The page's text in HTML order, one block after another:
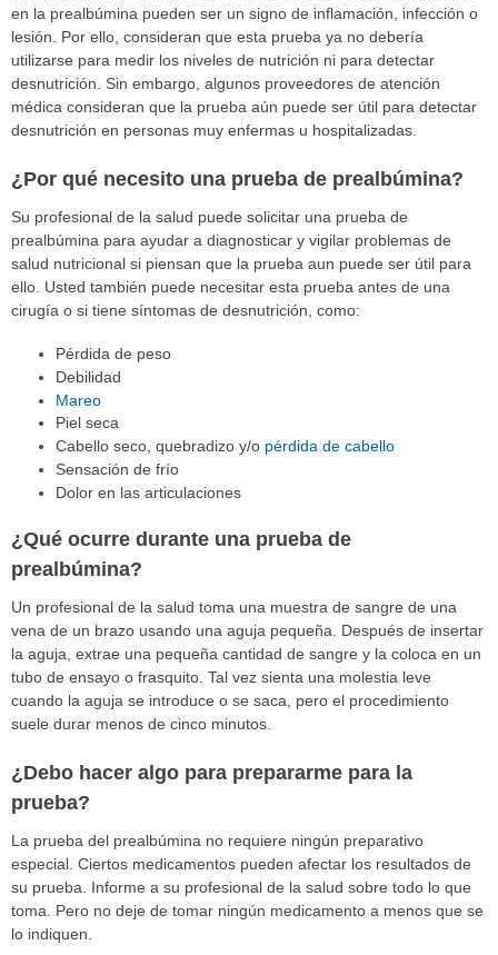
en la prealbúmina pueden ser un signo de inflamación, infección o
lesión. Por ello, consideran que esta prueba ya no debería
utilizarse para medir los niveles de nutrición ni para detectar
desnutrición. Sin embargo, algunos proveedores de atención
médica consideran que la prueba aún puede ser útil para detectar
desnutrición en personas muy enfermas u hospitalizadas.
¿Por qué necesito una prueba de prealbúmina?
Su profesional de la salud puede solicitar una prueba de
prealbúmina para ayudar a diagnosticar y vigilar problemas de
salud nutricional si piensan que la prueba aun puede ser útil para
ello. Usted también puede necesitar esta prueba antes de una
cirugía o si tiene síntomas de desnutrición, como:
Pérdida de peso
Debilidad
Mareo
Piel seca
Cabello seco, quebradizo y/o pérdida de cabello
Sensación de frío
Dolor en las articulaciones
¿Qué ocurre durante una prueba de
prealbúmina?
Un profesional de la salud toma una muestra de sangre de una
vena de un brazo usando una aguja pequeña. Después de insertar
la aguja, extrae una pequeña cantidad de sangre y la coloca en un
tubo de ensayo o frasquito. Tal vez sienta una molestia leve
cuando la aguja se introduce o se saca, pero el procedimiento
suele durar menos de cinco minutos.
¿Debo hacer algo para prepararme para la
prueba?
La prueba del prealbúmina no requiere ningún preparativo
especial. Ciertos medicamentos pueden afectar los resultados de
su prueba. Informe a su profesional de la salud sobre todo lo que
toma. Pero no deje de tomar ningún medicamento a menos que se
lo indiquen.